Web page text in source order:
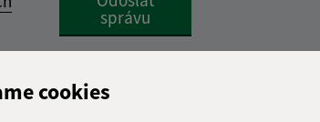
cookies
správu